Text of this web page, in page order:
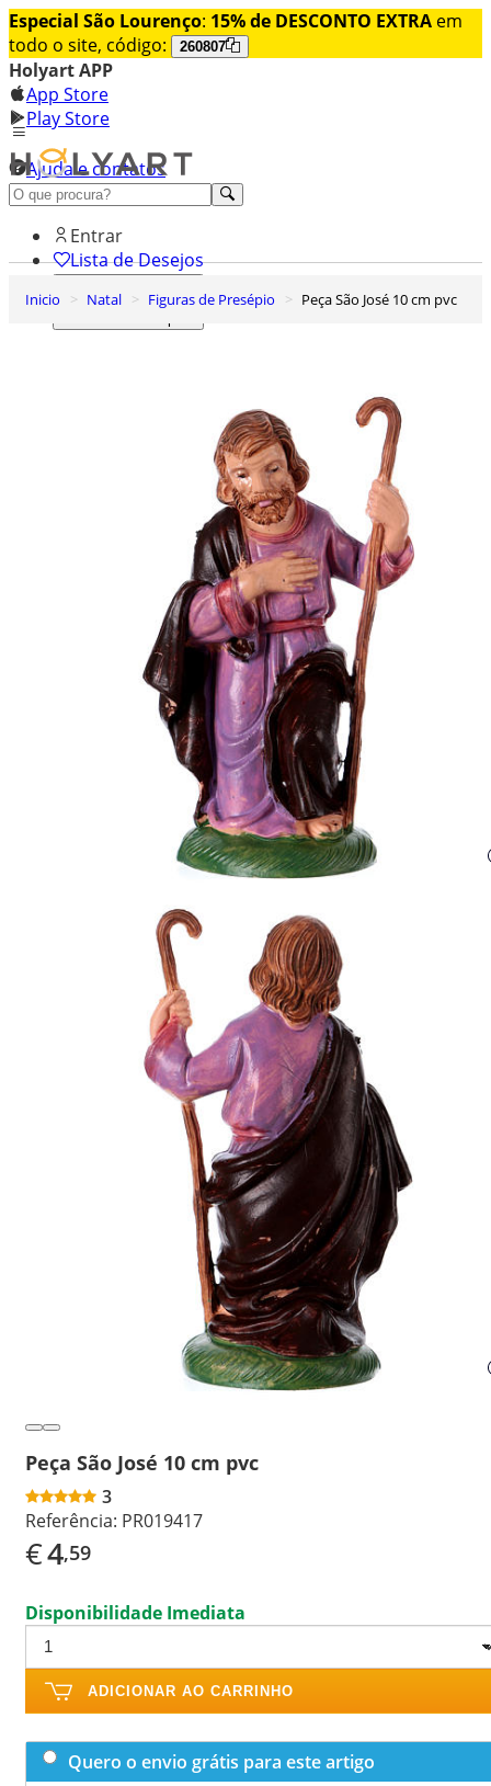
Especial São Lourenço: 15% de DESCONTO EXTRA em
todo o site, código:
260807
Holyart APP
App Store
Play Store
Ajuda e contatos
Conheça premium
Entrar
Lista de Desejos
Inicio Natal Figuras de Presépio Peça São José 10 cm pvc
Peça São José 10 cm pvc
3
Referência: PR019417
€4,59
Disponibilidade Imediata
ADICIONAR AO CARRINHO
Quero o envio grátis para este artigo